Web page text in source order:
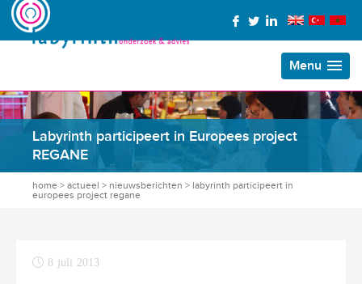
Menu
Labyrinth participeert in Europees project
REGANE
home > actueel > nieuwsberichten > labyrinth participeert in
europees project regane
8 juli 2013